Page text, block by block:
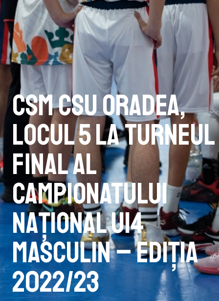
CSM CSU Oradea,
locul 5 la turneul
final al
Campionatului
Național U14
Masculin – ediția
2022/23